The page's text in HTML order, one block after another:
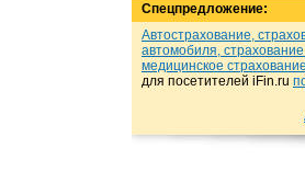
Спецпредложение:
Автострахование,
автомобиля,
медицинское страхование
для посетителей iFin.ru